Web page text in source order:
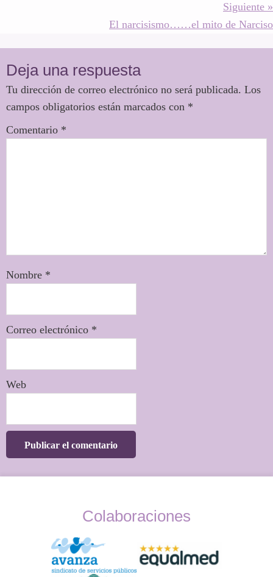
Siguiente »
El narcisismo……el mito de Narciso
con
los
lectores
Deja una respuesta
Tu dirección de correo electrónico no será publicada. Los
campos obligatorios están marcados con *
Comentario *
Nombre *
Correo electrónico *
Web
Colaboraciones